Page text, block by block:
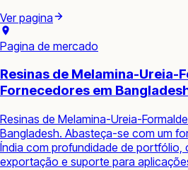
Ver pagina
Pagina de mercado
Resinas de Melamina-Ureia-
Fornecedores em
Resinas de Melamina-Ureia-
Bangladesh. Abasteça-se com um
Índia com profundidade de portfólio,
exportação e suporte para